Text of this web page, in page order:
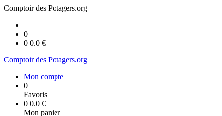
Comptoir des Potagers.org
0
0 0.0 €
Comptoir des Potagers.org
Mon compte
0
Favoris
0 0.0 €
Mon panier